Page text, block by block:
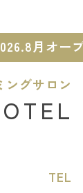
月オー
ングサロン
TEL